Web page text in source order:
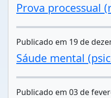
Prova processual
Publicado em 19 de
Sáude mental
Publicado em 03 de